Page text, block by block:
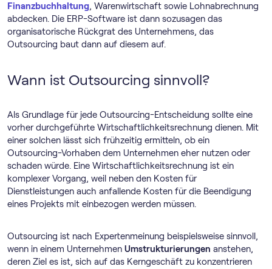
Finanzbuchhaltung, Warenwirtschaft sowie Lohnabrechnung
abdecken. Die ERP-Software ist dann sozusagen das
organisatorische Rückgrat des Unternehmens, das
Outsourcing baut dann auf diesem auf.
Wann ist Outsourcing sinnvoll?
Als Grundlage für jede Outsourcing-Entscheidung sollte eine
vorher durchgeführte Wirtschaftlichkeitsrechnung dienen. Mit
einer solchen lässt sich frühzeitig ermitteln, ob ein
Outsourcing-Vorhaben dem Unternehmen eher nutzen oder
schaden würde. Eine Wirtschaftlichkeitsrechnung ist ein
komplexer Vorgang, weil neben den Kosten für
Dienstleistungen auch anfallende Kosten für die Beendigung
eines Projekts mit einbezogen werden müssen.
Outsourcing ist nach Expertenmeinung beispielsweise sinnvoll,
wenn in einem Unternehmen Umstrukturierungen anstehen,
deren Ziel es ist, sich auf das Kerngeschäft zu konzentrieren